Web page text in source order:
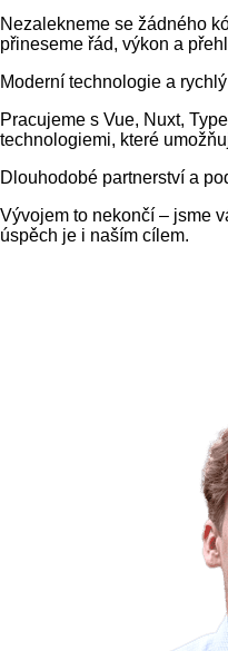
Nezalekneme se žádného
přineseme řád, výkon a
Moderní technologie a
Pracujeme s Vue, Nuxt,
technologiemi, které
Dlouhodobé partnerství a
Vývojem to nekončí – jsme
úspěch je i naším cílem.